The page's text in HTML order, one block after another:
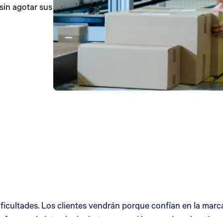
agotar sus
Los clientes vendrán porque confían en la